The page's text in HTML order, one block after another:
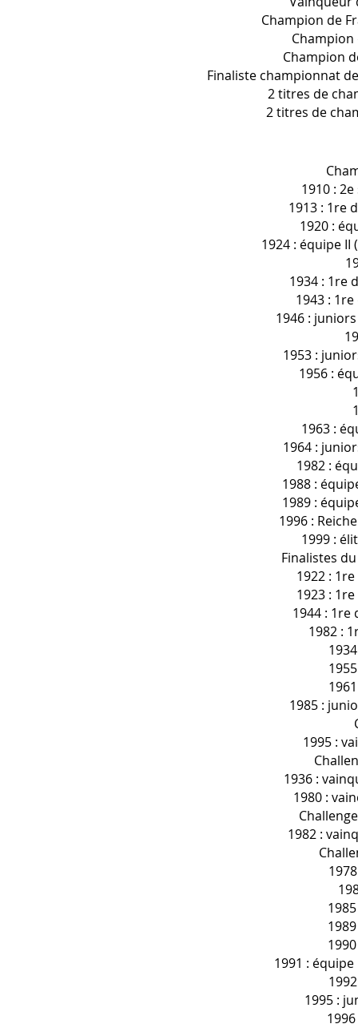
Champion de
Champion
Champion
Finaliste championnat
2 titres de
2 titres de
1910 :
1913 : 1re
1920 :
1924 : équipe II
1934 : 1re
1943 :
1946 :
1953 :
1956 :
1963 :
1964 :
1982 :
1988 :
1989 :
1996 :
1999 :
Finalistes
1922 :
1923 :
1944 : 1re
1982 :
1985 :
1995 :
1936 :
1980 :
1982 :
1991 :
1995 :